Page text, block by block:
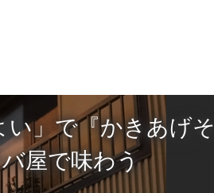
い」で『かきあげそ
屋で味わう